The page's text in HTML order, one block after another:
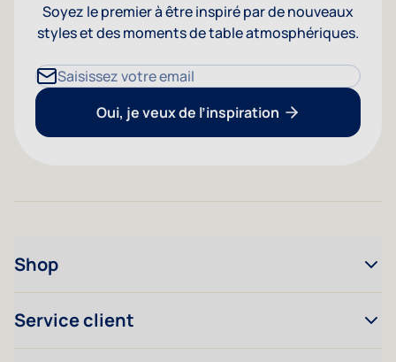
Soyez le premier à être inspiré par de nouveaux
styles et des moments de table atmosphériques.
Adresse mail
Oui, je veux de l’inspiration
Shop
Service client